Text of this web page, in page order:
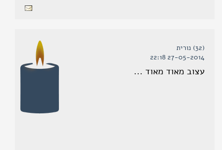
(32) נורית
27-05-2014 22:18
עצוב מאוד מאוד ...